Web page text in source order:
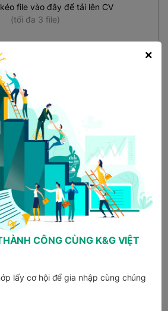
file vào đây để tải lên CV
(tối đa 3 file)
Tải CV có mẫu
kênh nào?
Facebook cán bộ tuyển
dụng
Vietnamwork
Careerbuilder
Khác (Google...)
có thể tạo nhanh tại đây
×
CÔNG CÙNG K&G VIỆT
lấy cơ hội để gia nhập cùng chúng